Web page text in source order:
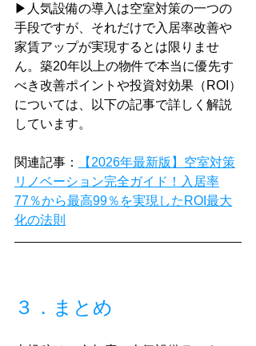
▶人気設備の導入は空室対策の一つの
手段ですが、それだけで入居率改善や
家賃アップが実現するとは限りませ
ん。築20年以上の物件で本当に優先す
べき改善ポイントや投資対効果（ROI）
については、以下の記事で詳しく解説
しています。
関連記事：
【2026年最新版】空室対策
リノベーション完全ガイド！入居率
77％から最高99％を実現したROI最大
化の法則
３．まとめ